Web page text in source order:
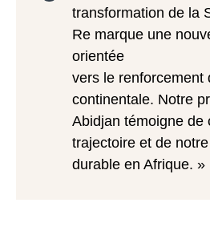
transformation de la
Re marque une
orientée
vers le renforcement
continentale. Notre
Abidjan témoigne de
trajectoire et de
durable en Afrique. »